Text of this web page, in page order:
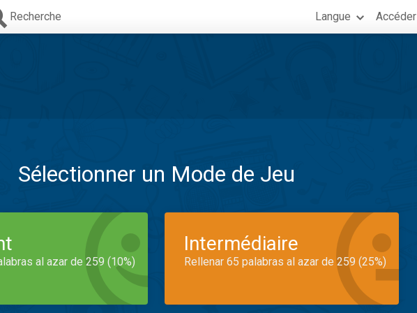
Recherche Langue Accéder
Sélectionner un Mode de Jeu
al azar de 259 (10%)
Intermédiaire
Rellenar 65 palabras al azar de 259 (25%)